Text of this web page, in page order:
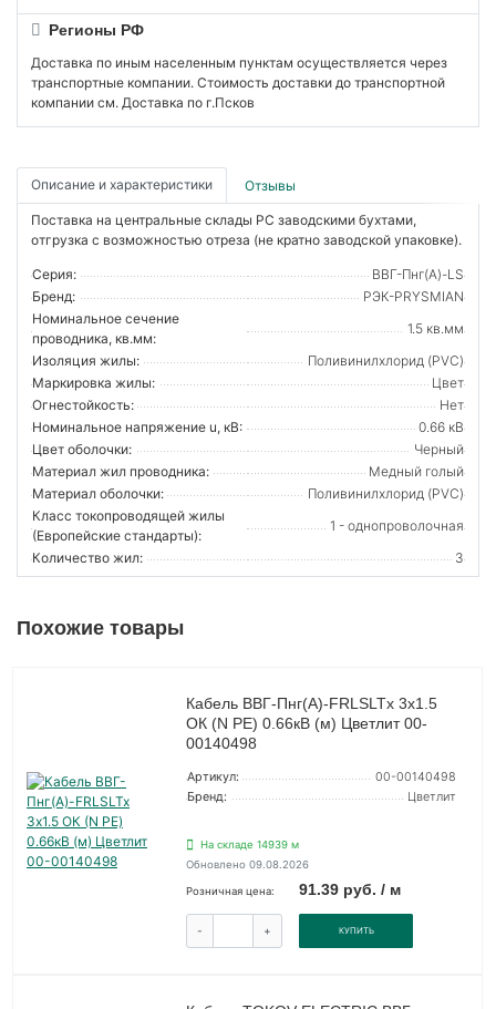
Регионы РФ
Доставка по иным населенным пунктам осуществляется через
транспортные компании. Стоимость доставки до транспортной
компании см. Доставка по г.Псков
Описание и характеристики Отзывы
Поставка на центральные склады РС заводскими бухтами,
отгрузка с возможностью отреза (не кратно заводской упаковке).
Серия:
ВВГ-Пнг(А)-LS
Бренд:
РЭК-PRYSMIAN
Номинальное сечение
проводника, кв.мм:
1.5 кв.мм
Изоляция жилы:
Поливинилхлорид (PVC)
Маркировка жилы:
Цвет
Огнестойкость:
Нет
Номинальное напряжение u, кВ:
0.66 кВ
Цвет оболочки:
Черный
Материал жил проводника:
Медный голый
Материал оболочки:
Поливинилхлорид (PVC)
Класс токопроводящей жилы
(Европейские стандарты):
1 - однопроволочная
Количество жил:
3
Похожие товары
Кабель ВВГ-Пнг(А)-FRLSLTx 3х1.5
ОК (N PE) 0.66кВ (м) Цветлит 00-
00140498
Артикул:
00-00140498
Бренд:
Цветлит
На складе 14939 м
Обновлено 09.08.2026
Розничная цена: 91.39 руб. / м
- + КУПИТЬ